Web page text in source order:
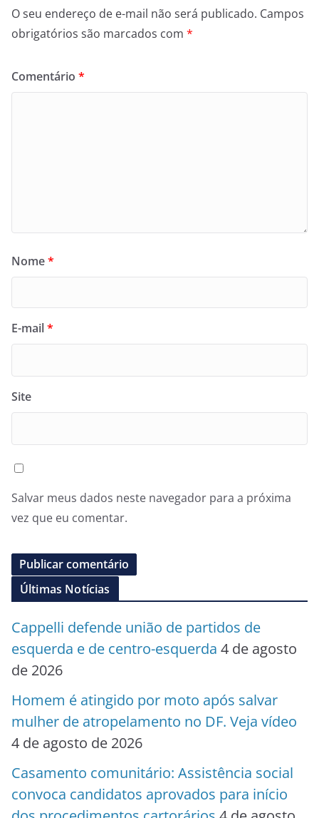
O seu endereço de e-mail não será publicado. Campos
obrigatórios são marcados com *
Comentário *
Nome*
E-mail*
Site
Salvar meus dados neste navegador para a próxima
vez que eu comentar.
Últimas Notícias
Cappelli defende união de partidos de
esquerda e de centro-esquerda 4 de agosto
de 2026
Homem é atingido por moto após salvar
mulher de atropelamento no DF. Veja vídeo
4 de agosto de 2026
Casamento comunitário: Assistência social
convoca candidatos aprovados para início